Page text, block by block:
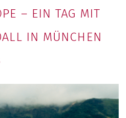
– EIN TAG MIT
IN MÜNCHEN